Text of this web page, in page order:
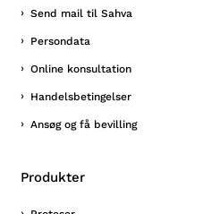
Send mail til Sahva
Persondata
Online konsultation
Handelsbetingelser
Ansøg og få bevilling
Produkter